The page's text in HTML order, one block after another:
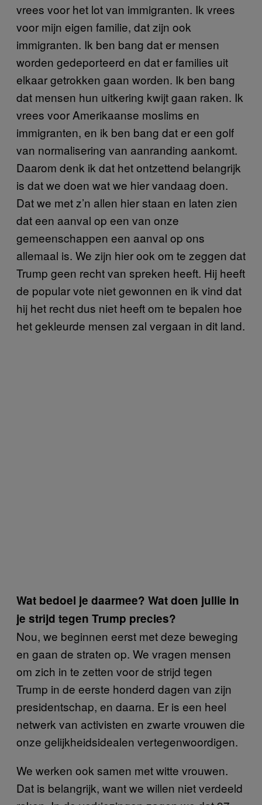
vrees voor het lot van immigranten. Ik vrees
voor mijn eigen familie, dat zijn ook
immigranten. Ik ben bang dat er mensen
worden gedeporteerd en dat er families uit
elkaar getrokken gaan worden. Ik ben bang
dat mensen hun uitkering kwijt gaan raken. Ik
vrees voor Amerikaanse moslims en
immigranten, en ik ben bang dat er een golf
van normalisering van aanranding aankomt.
Daarom denk ik dat het ontzettend belangrijk
is dat we doen wat we hier vandaag doen.
Dat we met z’n allen hier staan en laten zien
dat een aanval op een van onze
gemeenschappen een aanval op ons
allemaal is. We zijn hier ook om te zeggen dat
Trump geen recht van spreken heeft. Hij heeft
de popular vote niet gewonnen en ik vind dat
hij het recht dus niet heeft om te bepalen hoe
het gekleurde mensen zal vergaan in dit land.
Wat bedoel je daarmee? Wat doen jullie in
je strijd tegen Trump precies?
Nou, we beginnen eerst met deze beweging
en gaan de straten op. We vragen mensen
om zich in te zetten voor de strijd tegen
Trump in de eerste honderd dagen van zijn
presidentschap, en daarna. Er is een heel
netwerk van activisten en zwarte vrouwen die
onze gelijkheidsidealen vertegenwoordigen.
We werken ook samen met witte vrouwen.
Dat is belangrijk, want we willen niet verdeeld